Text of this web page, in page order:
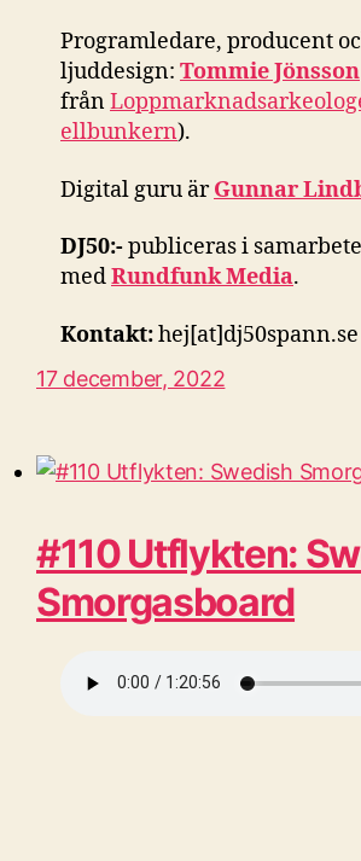
Programledare, producent
ljuddesign: Tommie Jönsson
från
ellbunkern).
Digital guru ärGunnar
DJ50:-publiceras i samarbete
medRundfunk Media.
Kontakt:hej[at]dj50spann.se
17 december, 2022
#110 Utflykten:
Smorgasboard